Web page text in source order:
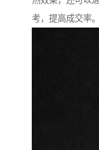
考，提高成交率。